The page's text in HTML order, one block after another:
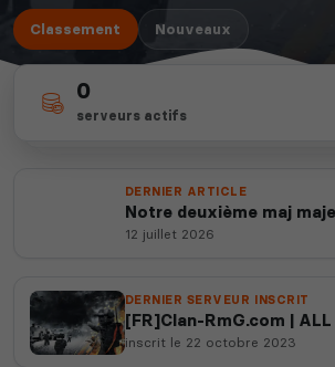
Classement Nouveaux
0
serveurs actifs
depuis 2012
14 ans d'expertise
100%
DERNIER ARTICLE
Notre deuxième maj
est en ligne
12 juillet 2026
DERNIER SERVEUR INSCRIT
[FR]Clan-RmG.com | ALL
Official Progression
inscrit le 22 octobre 2023